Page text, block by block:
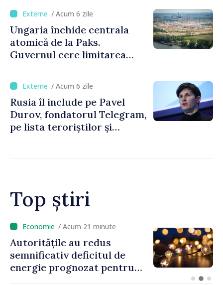
/ Acum 6 zile
Ungaria închide centrala
atomică de la Paks.
Guvernul cere limitarea
/ Acum 6 zile
Rusia îl include pe Pavel
Durov, fondatorul Telegram,
pe lista teroriștilor și
Top știri
/ Acum 21 minute
Autoritățile au redus
semnificativ deficitul de
energie prognozat pentru